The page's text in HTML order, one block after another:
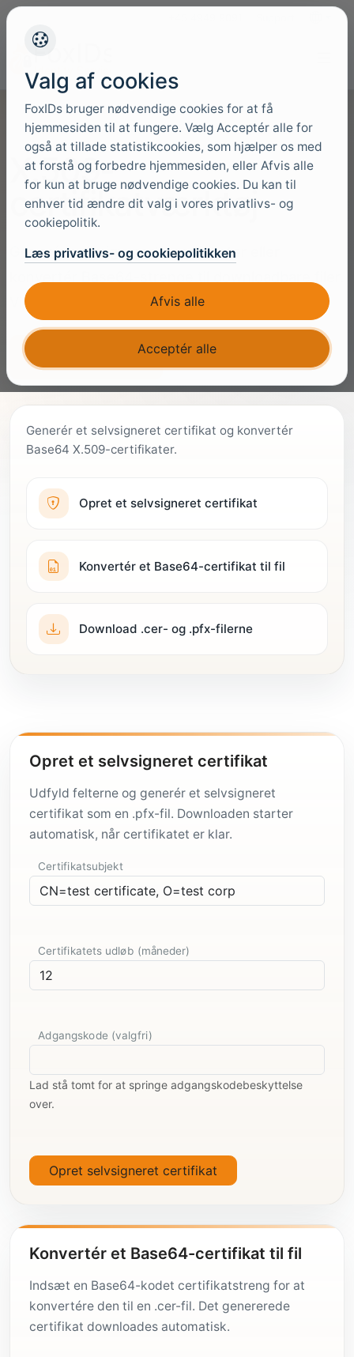
X.509-
certifikatværktøj
Generér selvsignerede certifikater eller
Vi gemmer eller logger ingen certifikater.
Kom gratis i gang Tal med en ekspert
Generér et selvsigneret certifikat og konvertér
Base64 X.509-certifikater.
Opret et selvsigneret certifikat
Konvertér et Base64-certifikat til fil
Download .cer- og .pfx-filerne
Opret et selvsigneret certifikat
Udfyld felterne og generér et selvsigneret
certifikat som en .pfx-fil. Downloaden starter
automatisk, når certifikatet er klar.
Certifikatsubjekt
Certifikatets udløb (måneder)
Adgangskode (valgfri)
Lad stå tomt for at springe adgangskodebeskyttelse
over.
Opret selvsigneret certifikat
Konvertér et Base64-certifikat til fil
Indsæt en Base64-kodet certifikatstreng for at
konvertére den til en .cer-fil. Det genererede
certifikat downloades automatisk.
Valg af cookies
FoxIDs bruger nødvendige cookies for at få
hjemmesiden til at fungere. Vælg Acceptér alle for
også at tillade statistikcookies, som hjælper os med
at forstå og forbedre hjemmesiden, eller Afvis alle
for kun at bruge nødvendige cookies. Du kan til
enhver tid ændre dit valg i vores privatlivs- og
cookiepolitik.
Læs privatlivs- og cookiepolitikken
Afvis alle
Acceptér alle